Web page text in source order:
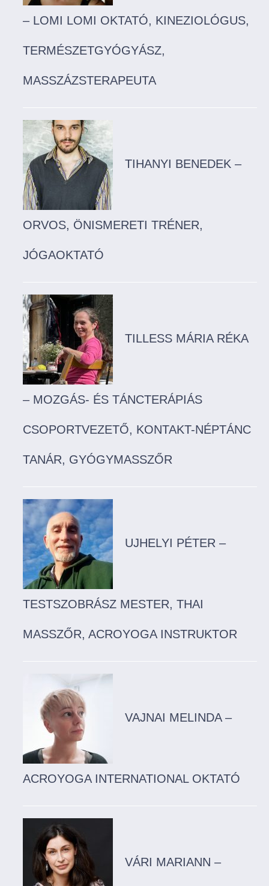
– LOMI LOMI OKTATÓ, KINEZIOLÓGUS,
TERMÉSZETGYÓGYÁSZ,
MASSZÁZSTERAPEUTA
TIHANYI BENEDEK –
ORVOS, ÖNISMERETI TRÉNER,
JÓGAOKTATÓ
TILLESS MÁRIA RÉKA
– MOZGÁS- ÉS TÁNCTERÁPIÁS
CSOPORTVEZETŐ, KONTAKT-NÉPTÁNC
TANÁR, GYÓGYMASSZŐR
UJHELYI PÉTER –
TESTSZOBRÁSZ MESTER, THAI
MASSZŐR, ACROYOGA INSTRUKTOR
VAJNAI MELINDA –
ACROYOGA INTERNATIONAL OKTATÓ
VÁRI MARIANN –